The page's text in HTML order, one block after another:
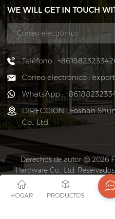
WE WILL GET IN TOUCH
Teléfono :
Correo electrónico :
WhatsApp :
DIRECCIÓN : Foshan
Co., Ltd.
Derechos de autor @ 2026
Hardware Co., Ltd.
RED
Mapa del sitio
Blog Xml
HOGAR PRODUCTOS